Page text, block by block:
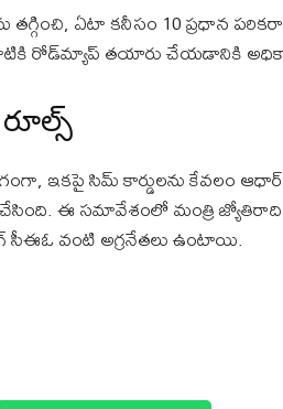
ఏటా కనీసం 10 ప్రధాన
రోడ్‌మ్యాప్ తయారు చేయడానికి
ఇకపై సిమ్ కార్డులను కేవలం
చేసింది. ఈ సమావేశంలో మంత్రి
వంటి అగ్రనేతలు ఉంటాయి.